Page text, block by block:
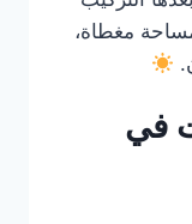
مغطاة،
في